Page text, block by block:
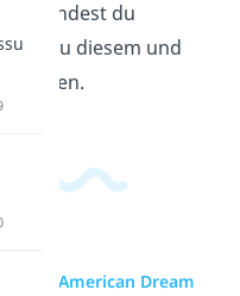
findest du
zu diesem und
American Dream